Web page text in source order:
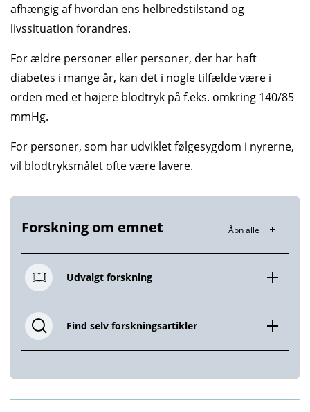
afhængig af hvordan ens helbredstilstand og
livssituation forandres.
For ældre personer eller personer, der har haft
diabetes i mange år, kan det i nogle tilfælde være i
orden med et højere blodtryk på f.eks. omkring 140/85
mmHg.
For personer, som har udviklet følgesygdom i nyrerne,
vil blodtryksmålet ofte være lavere.
Forskning om emnet Åbn alle
Udvalgt forskning
Find selv forskningsartikler